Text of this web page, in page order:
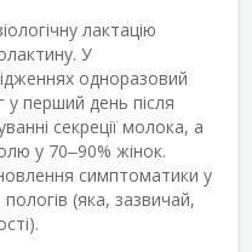
лактацію
У
одноразовий
у перший день після
секреції молока, а
у 70‒90% жінок.
симптоматики у
(яка, зазвичай,